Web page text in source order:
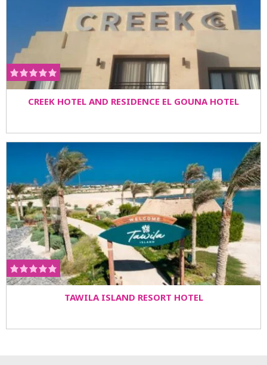
CREEK HOTEL AND RESIDENCE EL GOUNA HOTEL
TAWILA ISLAND RESORT HOTEL